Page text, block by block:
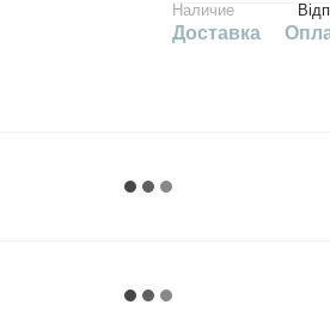
Наличие
Доставка